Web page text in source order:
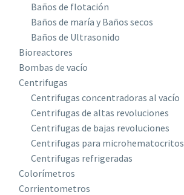
Baños de flotación
Baños de maría y Baños secos
Baños de Ultrasonido
Bioreactores
Bombas de vacío
Centrifugas
Centrifugas concentradoras al vacío
Centrifugas de altas revoluciones
Centrifugas de bajas revoluciones
Centrifugas para microhematocritos
Centrifugas refrigeradas
Colorímetros
Corrientometros